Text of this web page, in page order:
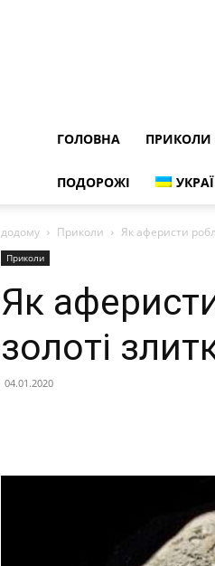
ГОЛОВНА ПРИКОЛИ
ПОДОРОЖІ
додому Приколи Як аферисти
Приколи
Як
золоті
04.01.2020